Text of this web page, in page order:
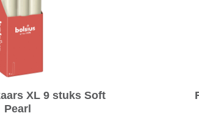
XL 9 stuks Soft
Pearl